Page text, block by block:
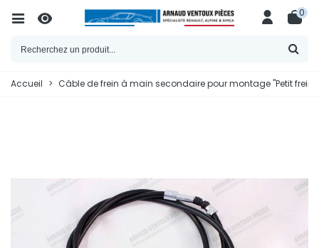
0
Accueil > Câble de frein à main secondaire pour montage "Petit frein"